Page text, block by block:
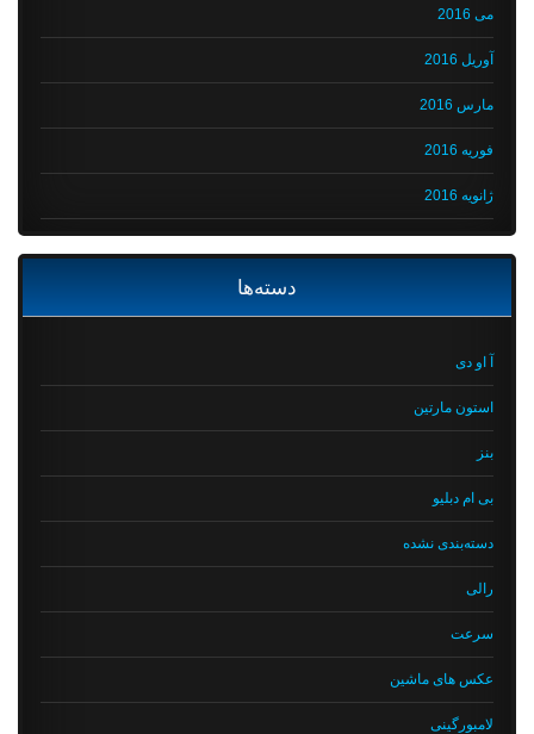
می 2016
آوریل 2016
مارس 2016
فوریه 2016
ژانویه 2016
دسته‌ها
آ او دی
استون مارتین
بی ام دبلیو
دسته‌بندی نشده
رالی
سرعت
عکس های ماشین
لامبورگینی